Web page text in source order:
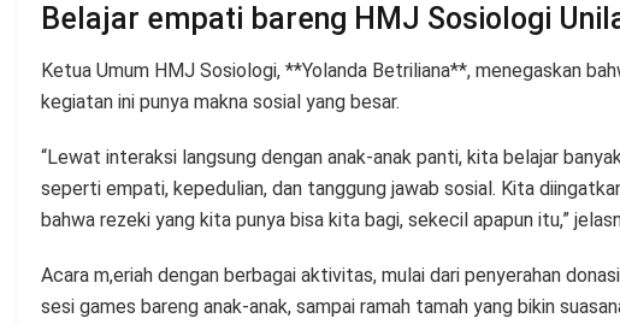
Belajar empati bareng HMJ Sosiologi
Ketua Umum HMJ Sosiologi, **Yolanda Betriliana**, menegaskan
kegiatan ini punya makna sosial yang besar.
“Lewat interaksi langsung dengan anak-anak panti, kita belajar
seperti empati, kepedulian, dan tanggung jawab sosial. Kita
bahwa rezeki yang kita punya bisa kita bagi, sekecil apapun itu,”
Acara m,eriah dengan berbagai aktivitas, mulai dari penyerahan
sesi games bareng anak-anak, sampai ramah tamah yang bikin